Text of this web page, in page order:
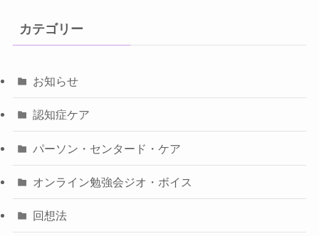
カテゴリー
お知らせ
認知症ケア
パーソン・センタード・ケア
オンライン勉強会ジオ・ボイス
回想法